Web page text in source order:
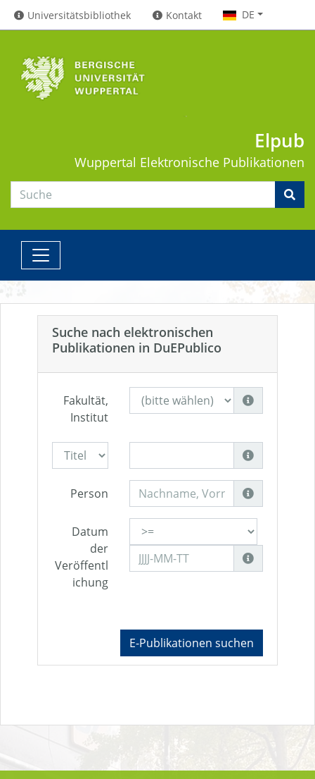
Universitätsbibliothek Kontakt DE
Elpub
Wuppertal Elektronische Publikationen
Suche nach elektronischen
Publikationen in DuEPublico
Fakultät,
Institut
Person
Datum
der
Veröffentl
ichung
E-Publikationen suchen